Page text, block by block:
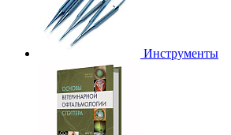
Инструменты